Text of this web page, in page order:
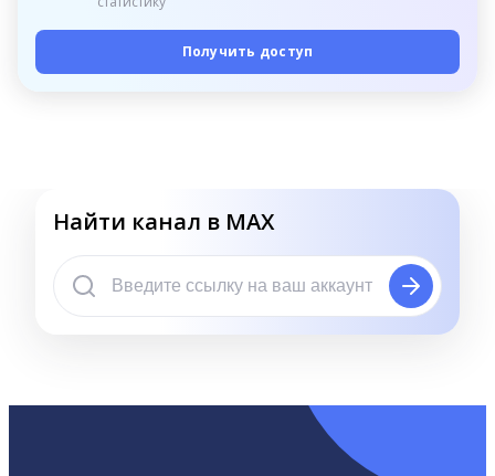
Получить доступ
Найти канал в MAX